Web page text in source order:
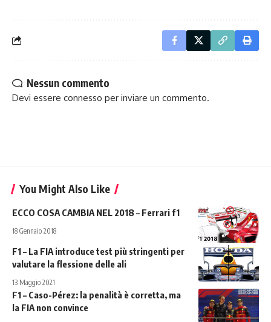
Nessun commento
Devi essere connesso per inviare un commento.
You Might Also Like
ECCO COSA CAMBIA NEL 2018 – Ferrari f1
18 Gennaio 2018
F1 – La FIA introduce test più stringenti per
valutare la flessione delle ali
13 Maggio 2021
F1 – Caso-Pérez: la penalità è corretta, ma
la FIA non convince